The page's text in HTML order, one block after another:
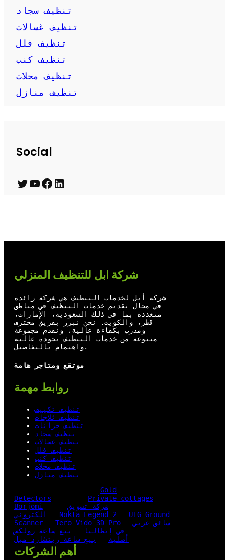
تنظيف سجاد
تنظيف غسالات
تنظيف فلل
تنظيف كنب
تنظيف محلات
تنظيف منازل
Social
T
t
e
Y
T
b
F
e
o
k
L
k
d
n
شركة ابل للتنظيف المنزلي
شركة أبل لخدمات التنظيف هي شركة رائدة
في مجال تقديم خدمات التنظيف في مناطق
متعددة بما في ذلك السعودية، الإمارات،
قطر، والكويت. نحن نبرز بفريق محترف
ومدرب بكفاءة عالية، ونقدم مجموعة
متنوعة من خدمات التنظيف بجودة عالية
واهتمام بالتفاصيل.
موتقع ومتاجر هامة
روابط مهمة
تنظيف تكييف
تنظيف ثلاجات
تنظيف خزانات
تنظيف سجاد
تنظيف غسالات
تنظيف فلل
تنظيف كنب
تنظيف محلات
تنظيف منازل
Gold
Detectors
Private cottages
Borjomi
شركة تسويق
الكتروني
Nokta Legend 2
UIG Ground
Scanner
Tero Vido 3D Pro
سائق عربي
في إيطاليا
بيع ساعة رولكس
أصلية
بيع ساعة ريتشارد ميل
أهم الشركات